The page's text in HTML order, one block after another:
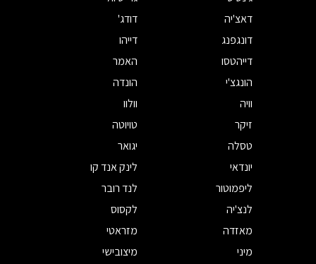
דאצ'יה
דודג'
דונגפנג
דייהו
דייהטסו
האמר
הונגצ'י
הונדה
וויה
וולוו
זיקר
טויוטה
טסלה
יגואר
יונדאי
לינק אנד קו
ליפמוטור
לנד רובר
לנצ'יה
לקסוס
מאזדה
מזראטי
מיני
מיצובישי